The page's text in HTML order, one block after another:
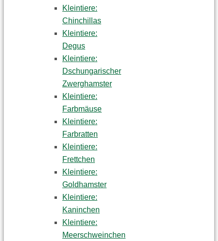
Kleintiere:
Chinchillas
Kleintiere:
Degus
Kleintiere:
Dschungarischer
Zwerghamster
Kleintiere:
Farbmäuse
Kleintiere:
Farbratten
Kleintiere:
Frettchen
Kleintiere:
Goldhamster
Kleintiere:
Kaninchen
Kleintiere:
Meerschweinchen